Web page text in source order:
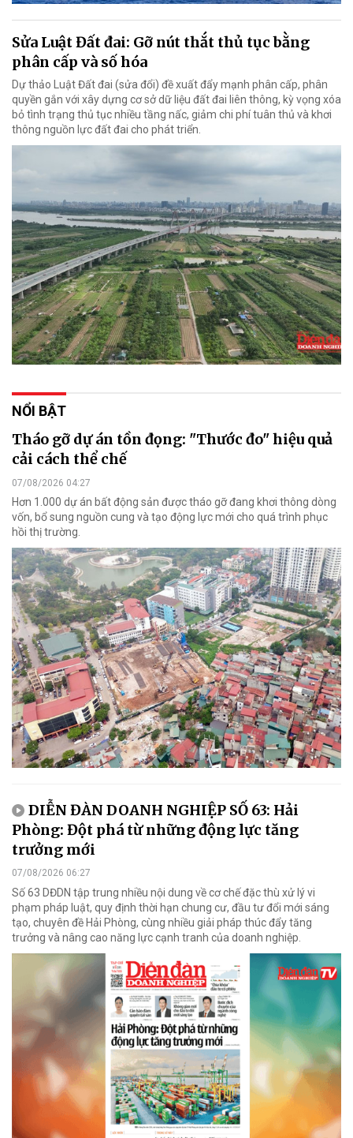
Sửa Luật Đất đai: Gỡ nút thắt thủ tục bằng
phân cấp và số hóa
Dự thảo Luật Đất đai (sửa đổi) đề xuất đẩy mạnh phân cấp, phân
quyền gắn với xây dựng cơ sở dữ liệu đất đai liên thông, kỳ vọng xóa
bỏ tình trạng thủ tục nhiều tầng nấc, giảm chi phí tuân thủ và khơi
thông nguồn lực đất đai cho phát triển.
NỔI BẬT
Tháo gỡ dự án tồn đọng: "Thước đo" hiệu quả
cải cách thể chế
07/08/2026 04:27
Hơn 1.000 dự án bất động sản được tháo gỡ đang khơi thông dòng
vốn, bổ sung nguồn cung và tạo động lực mới cho quá trình phục
hồi thị trường.
DIỄN ĐÀN DOANH NGHIỆP SỐ 63: Hải
Phòng: Đột phá từ những động lực tăng
trưởng mới
07/08/2026 06:27
Số 63 DĐDN tập trung nhiều nội dung về cơ chế đặc thù xử lý vi
phạm pháp luật, quy định thời hạn chung cư, đầu tư đổi mới sáng
tạo, chuyên đề Hải Phòng, cùng nhiều giải pháp thúc đẩy tăng
trưởng và nâng cao năng lực cạnh tranh của doanh nghiệp.